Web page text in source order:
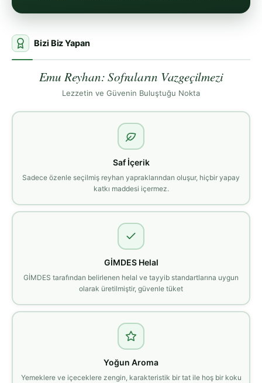
Bizi Biz Yapan
Emu Reyhan: Sofraların Vazgeçilmezi
Lezzetin ve Güvenin Buluştuğu Nokta
Saf İçerik
Sadece özenle seçilmiş reyhan yapraklarından oluşur, hiçbir yapay
katkı maddesi içermez.
GİMDES Helal
GİMDES tarafından belirlenen helal ve tayyib standartlarına uygun
olarak üretilmiştir, güvenle tüket
Yoğun Aroma
Yemeklere ve içeceklere zengin, karakteristik bir tat ile hoş bir koku